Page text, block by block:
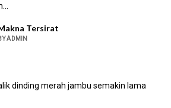
Tersirat
ADMIN
dinding merah jambu semakin lama